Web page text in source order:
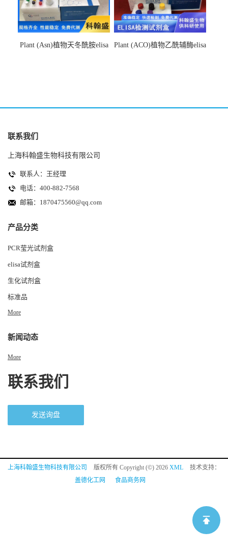
Plant (Asn)植物天冬酰胺elisa
Plant (ACO)植物乙酰辅酶elisa
联系我们
上海科翰盛生物科技有限公司
联系人：王经理
电话：400-882-7568
邮箱： 1870475560@qq.com
产品分类
PCR莹光试剂盒
elisa试剂盒
生化试剂盒
标准品
More
新闻动态
More
联系我们
发送询盘
上海科翰盛生物科技有限公司 版权所有 Copyright (©) 2026 XML
技术支持：
盖德化工网
食品商务网